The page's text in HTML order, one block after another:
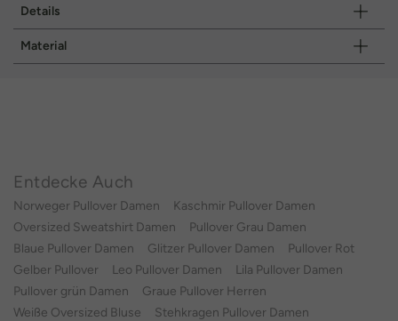
Details
Material
Entdecke Auch
Norweger Pullover Damen
Kaschmir Pullover Damen
Oversized Sweatshirt Damen
Pullover Grau Damen
Blaue Pullover Damen
Glitzer Pullover Damen
Pullover Rot
Gelber Pullover
Leo Pullover Damen
Lila Pullover Damen
Pullover grün Damen
Graue Pullover Herren
Weiße Oversized Bluse
Stehkragen Pullover Damen